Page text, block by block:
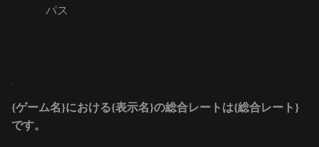
パス
{ゲーム名}における{表示名}の総合レートは{総合レート}
です。